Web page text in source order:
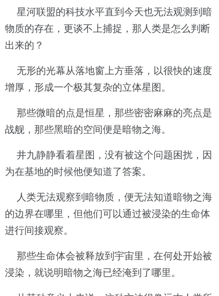
星河联盟的科技水平直到今天也无法观测到暗
物质的存在，更谈不上捕捉，那人类是怎么判断
出来的？
无形的光幕从落地窗上方垂落，以很快的速度
增厚，形成一个极其复杂的立体星图。
那些微暗的点是恒星，那些密密麻麻的亮点是
战舰，那些黑暗的空间便是暗物之海。
井九静静看着星图，没有被这个问题困扰，因
为在基地的时候他便知道了答案。
人类无法观察到暗物质，便无法知道暗物之海
的边界在哪里，但他们可以通过被浸染的生命体
进行间接观察。
那些生命体会被释放到宇宙里，在何处开始被
浸染，就说明暗物之海已经淹到了哪里。